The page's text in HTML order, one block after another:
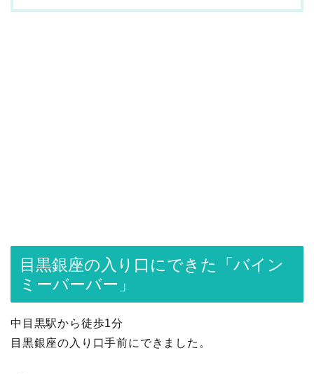
目黒銀座の入り口にできた「バイン
ミーバーバー」
中目黒駅から徒歩1分
目黒銀座の入り口手前にできました。